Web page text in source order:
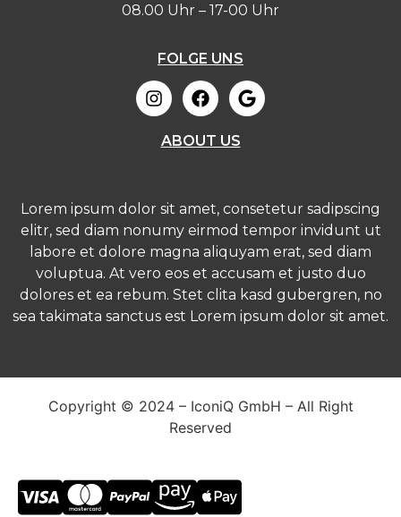
08.00 Uhr – 17-00 Uhr
FOLGE UNS
ABOUT US
Lorem ipsum dolor sit amet, consetetur sadipscing
elitr, sed diam nonumy eirmod tempor invidunt ut
labore et dolore magna aliquyam erat, sed diam
voluptua. At vero eos et accusam et justo duo
dolores et ea rebum. Stet clita kasd gubergren, no
sea takimata sanctus est Lorem ipsum dolor sit amet.
Copyright © 2024 – IconiQ GmbH – All Right
Reserved